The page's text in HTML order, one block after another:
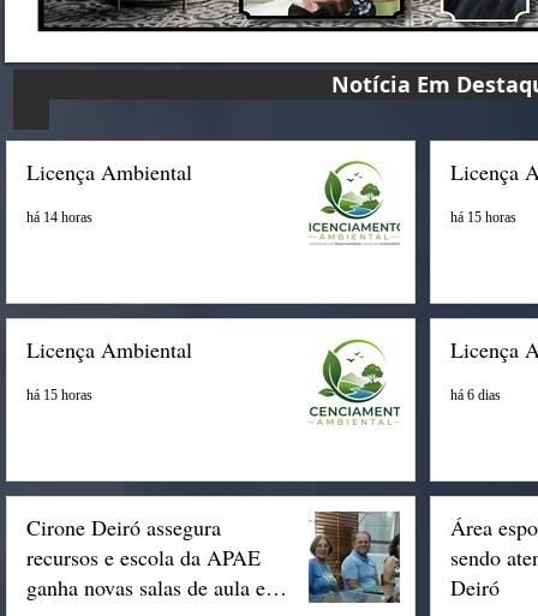
Notícia Em
Licença Ambiental
há 14 horas
Licença
há 15 horas
Licença Ambiental
há 15 horas
Licença
há 6 dias
Cirone Deiró assegura
recursos e escola da APAE
ganha novas salas de aula em
Área
sendo
Deiró